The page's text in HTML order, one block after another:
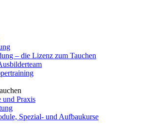
– die Lizenz zum Tauchen
und Praxis
Spezial- und Aufbaukurse